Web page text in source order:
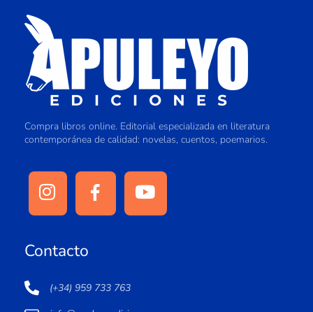
Compra libros online. Editorial especializada en literatura
contemporánea de calidad: novelas, cuentos, poemarios.
Contacto
(+34) 959 733 763